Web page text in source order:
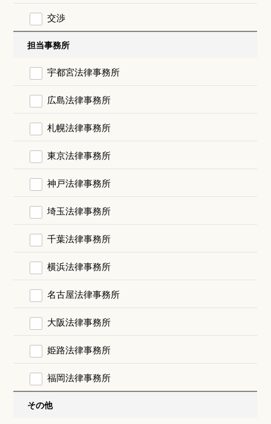
交渉
担当事務所
宇都宮法律事務所
広島法律事務所
札幌法律事務所
東京法律事務所
神戸法律事務所
埼玉法律事務所
千葉法律事務所
横浜法律事務所
名古屋法律事務所
大阪法律事務所
姫路法律事務所
福岡法律事務所
その他